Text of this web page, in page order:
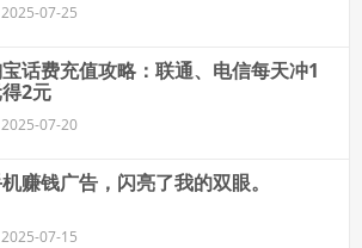
2025-07-25
话费充值攻略：联通、电信每天冲1
2元
2025-07-20
赚钱广告，闪亮了我的双眼。
2025-07-15